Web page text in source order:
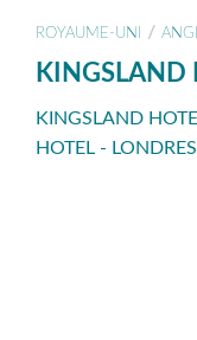
ROYAUME-UNI /
KINGSLAND
KINGSLAND
HOTEL - LONDRES